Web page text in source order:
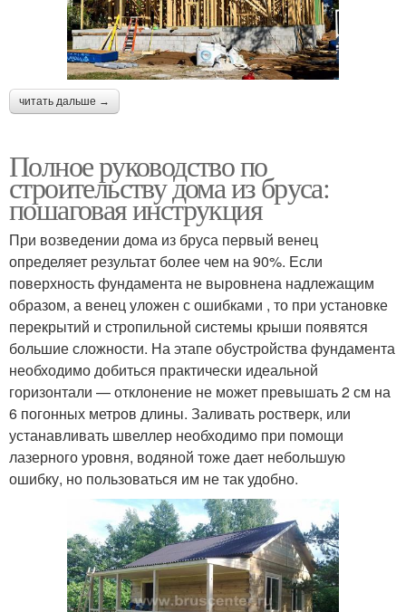
читать дальше →
Полное руководство по
строительству дома из бруса:
пошаговая инструкция
При возведении дома из бруса первый венец
определяет результат более чем на 90%. Если
поверхность фундамента не выровнена надлежащим
образом, а венец уложен с ошибками , то при установке
перекрытий и стропильной системы крыши появятся
большие сложности. На этапе обустройства фундамента
необходимо добиться практически идеальной
горизонтали — отклонение не может превышать 2 см на
6 погонных метров длины. Заливать ростверк, или
устанавливать швеллер необходимо при помощи
лазерного уровня, водяной тоже дает небольшую
ошибку, но пользоваться им не так удобно.